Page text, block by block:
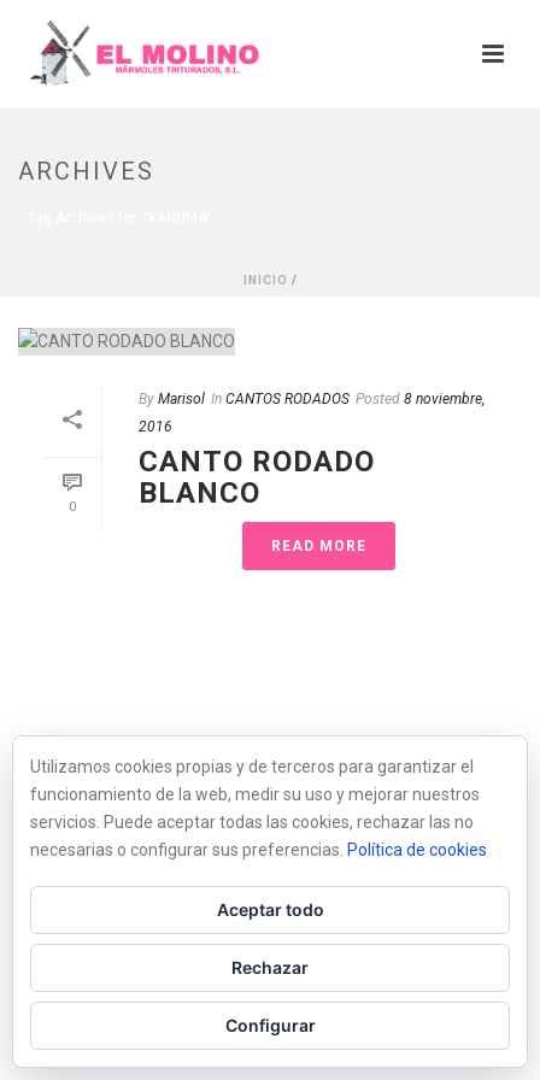
ARCHIVES
INICIO /
0
By Marisol In CANTOS RODADOS Posted 8 noviembre,
2016
CANTO RODADO
BLANCO
READ MORE
Utilizamos cookies propias y de terceros para garantizar el
funcionamiento de la web, medir su uso y mejorar nuestros
servicios. Puede aceptar todas las cookies, rechazar las no
necesarias o configurar sus preferencias. Política de cookies
Aceptar todo
Rechazar
Configurar